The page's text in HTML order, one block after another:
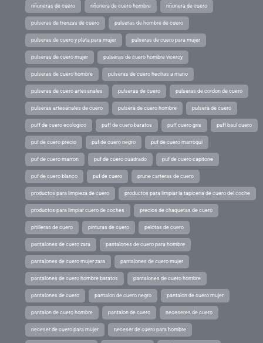
riñoneras de cuero riñonera de cuero hombre riñonera de cuero
pulseras de trenzas de cuero pulseras de hombre de cuero
pulseras de cuero y plata para mujer pulseras de cuero para mujer
pulseras de cuero mujer pulseras de cuero hombre viceroy
pulseras de cuero hombre pulseras de cuero hechas a mano
pulseras de cuero artesanales pulseras de cuero pulseras de cordon de cuero
pulseras artesanales de cuero pulsera de cuero hombre pulsera de cuero
puff de cuero ecologico puff de cuero baratos puff cuero gris puff baul cuero
puf de cuero precio puf de cuero negro puf de cuero marroqui
puf de cuero marron puf de cuero cuadrado puf de cuero capitone
puf de cuero blanco puf de cuero prune carteras de cuero
productos para limpieza de cuero productos para limpiar la tapiceria de cuero del coche
productos para limpiar cuero de coches precios de chaquetas de cuero
pitilleras de cuero pinturas de cuero pelotas de cuero
pantalones de cuero zara pantalones de cuero para hombre
pantalones de cuero mujer zara pantalones de cuero mujer
pantalones de cuero hombre baratos pantalones de cuero hombre
pantalones de cuero pantalon de cuero negro pantalon de cuero mujer
pantalon de cuero hombre pantalon de cuero neceseres de cuero
neceser de cuero para mujer neceser de cuero para hombre